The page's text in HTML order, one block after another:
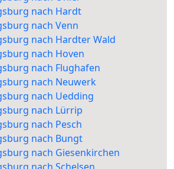
nach Hardt
nach Venn
nach Hardter Wald
nach Hoven
nach Flughafen
nach Neuwerk
nach Uedding
nach Lürrip
nach Pesch
nach Bungt
nach Giesenkirchen